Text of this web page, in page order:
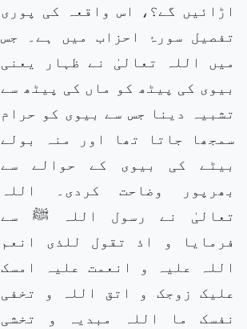
اڑائیں گے؟، اس واقعہ کی پوری
تفصیل سورۂ احزاب میں ہے۔ جس
میں اللہ تعالیٰ نے ظہار یعنی
بیوی کی پیٹھ کو ماں کی پیٹھ سے
تشبیہ دینا جس سے بیوی کو حرام
سمجھا جاتا تھا اور منہ بولے
بیٹے کی بیوی کے حوالے سے
بھرپور وضاحت کردی۔ اللہ
تعالیٰ نے رسول اللہ ﷺ سے
فرمایا و اذ تقول للذی انعم
اللہ علیہ و انعمت علیہ امسک
علیک زوجک و اتق اللہ و تخفی
نفسک ما اللہ مبدیہ و تخشی